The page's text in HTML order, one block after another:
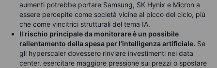
aumenti potrebbe portare Samsung, SK Hynix e Micron a
essere percepite come società vicine al picco del ciclo, più
che come vincitrici strutturali del tema IA.
Il rischio principale da monitorare è un possibile
rallentamento della spesa per l'intelligenza artificiale. Se
gli hyperscaler dovessero rinviare investimenti nei data
center, esercitare maggiore pressione sui prezzi o spostare